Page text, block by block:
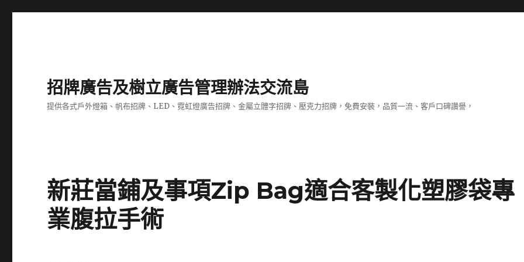
招牌廣告及樹立廣告管理辦法交流島
提供各式戶外燈箱、帆布招牌、LED、霓虹燈廣告招牌、金屬立體字招牌、壓克力招牌，免費安裝，品質一流、客戶口碑讚譽，
新莊當鋪及事項Zip Bag適合客製化塑膠袋專
業腹拉手術